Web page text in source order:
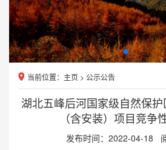
当前位置： 主页 > 公示公告
湖北五峰后河国家级自然保
（含安装）项目竞争
发布时间：2022-04-18